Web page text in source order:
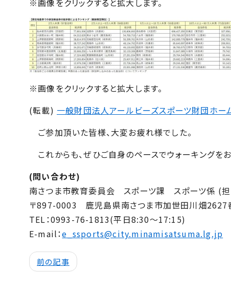
※画像をクリックすると拡大します。
※画像をクリックすると拡大します。
(転載) 一般財団法人アールビーズスポーツ財団ホー
ご参加頂いた皆様、大変お疲れ様でした。
これからも、ぜひご自身のペースでウォーキングをお
(問い合わせ)
南さつま市教育委員会 スポーツ課 スポーツ係 (
〒897-0003 鹿児島県南さつま市加世田川畑2627
TEL：0993-76-1813(平日8:30～17:15)
E-mail：e_ssports@city.minamisatsuma.lg.jp
前の記事